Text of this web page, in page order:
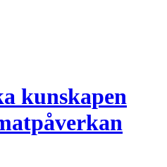
kunskapen